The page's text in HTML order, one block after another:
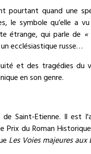
pourtant quand une
le symbole qu’elle a
étrange, qui parle de
ecclésiastique russe…
et des tragédies du
en son genre.
Saint-Etienne. Il est
Prix du Roman
Les Voies majeuresaux